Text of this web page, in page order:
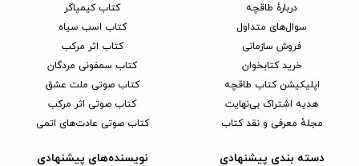
دربارهٔ طاقچه
سوال‌های متداول
فروش سازمانی
خرید کتابخوان
اپلیکیشن کتاب طاقچه
هدیه اشتراک بی‌نهایت
مجلهٔ معرفی و نقد کتاب
کتاب کیمیاگر
کتاب اسب سیاه
کتاب اثر مرکب
کتاب سمفونی مردگان
کتاب صوتی ملت عشق
کتاب صوتی اثر مرکب
کتاب صوتی عادت‌های اتمی
دسته بندی پیشنهادی نویسنده‌های پیشنهادی